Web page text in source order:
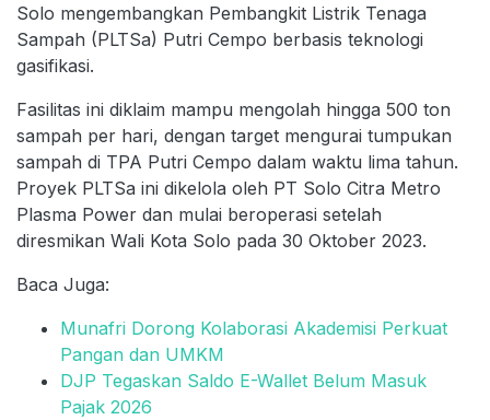
Solo mengembangkan Pembangkit Listrik Tenaga
Sampah (PLTSa) Putri Cempo berbasis teknologi
gasifikasi.
Fasilitas ini diklaim mampu mengolah hingga 500 ton
sampah per hari, dengan target mengurai tumpukan
sampah di TPA Putri Cempo dalam waktu lima tahun.
Proyek PLTSa ini dikelola oleh PT Solo Citra Metro
Plasma Power dan mulai beroperasi setelah
diresmikan Wali Kota Solo pada 30 Oktober 2023.
Baca Juga:
Munafri Dorong Kolaborasi Akademisi Perkuat
Pangan dan UMKM
DJP Tegaskan Saldo E-Wallet Belum Masuk
Pajak 2026